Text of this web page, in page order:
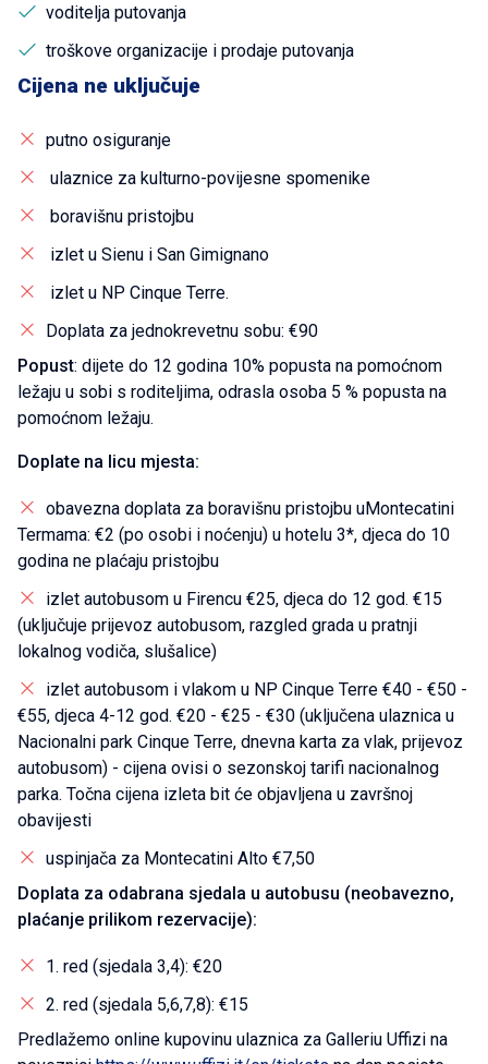
voditelja putovanja
troškove organizacije i prodaje putovanja
Cijena ne uključuje
putno osiguranje
ulaznice za kulturno-povijesne spomenike
boravišnu pristojbu
izlet u Sienu i San Gimignano
izlet u NP Cinque Terre.
Doplata za jednokrevetnu sobu: €90
Popust: dijete do 12 godina 10% popusta na pomoćnom
ležaju u sobi s roditeljima, odrasla osoba 5 % popusta na
pomoćnom ležaju.
Doplate na licu mjesta:
obavezna doplata za boravišnu pristojbu uMontecatini
Termama: €2 (po osobi i noćenju) u hotelu 3*, djeca do 10
godina ne plaćaju pristojbu
izlet autobusom u Firencu €25, djeca do 12 god. €15
(uključuje prijevoz autobusom, razgled grada u pratnji
lokalnog vodiča, slušalice)
izlet autobusom i vlakom u NP Cinque Terre €40 - €50 -
€55, djeca 4-12 god. €20 - €25 - €30 (uključena ulaznica u
Nacionalni park Cinque Terre, dnevna karta za vlak, prijevoz
autobusom) - cijena ovisi o sezonskoj tarifi nacionalnog
parka. Točna cijena izleta bit će objavljena u završnoj
obavijesti
uspinjača za Montecatini Alto €7,50
Doplata za odabrana sjedala u autobusu (neobavezno,
plaćanje prilikom rezervacije):
1. red (sjedala 3,4): €20
2. red (sjedala 5,6,7,8): €15
Predlažemo online kupovinu ulaznica za Galleriu Uffizi na